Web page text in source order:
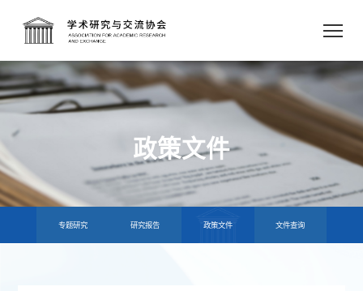
政策文件
专题研究 研究报告 政策文件 文件查询